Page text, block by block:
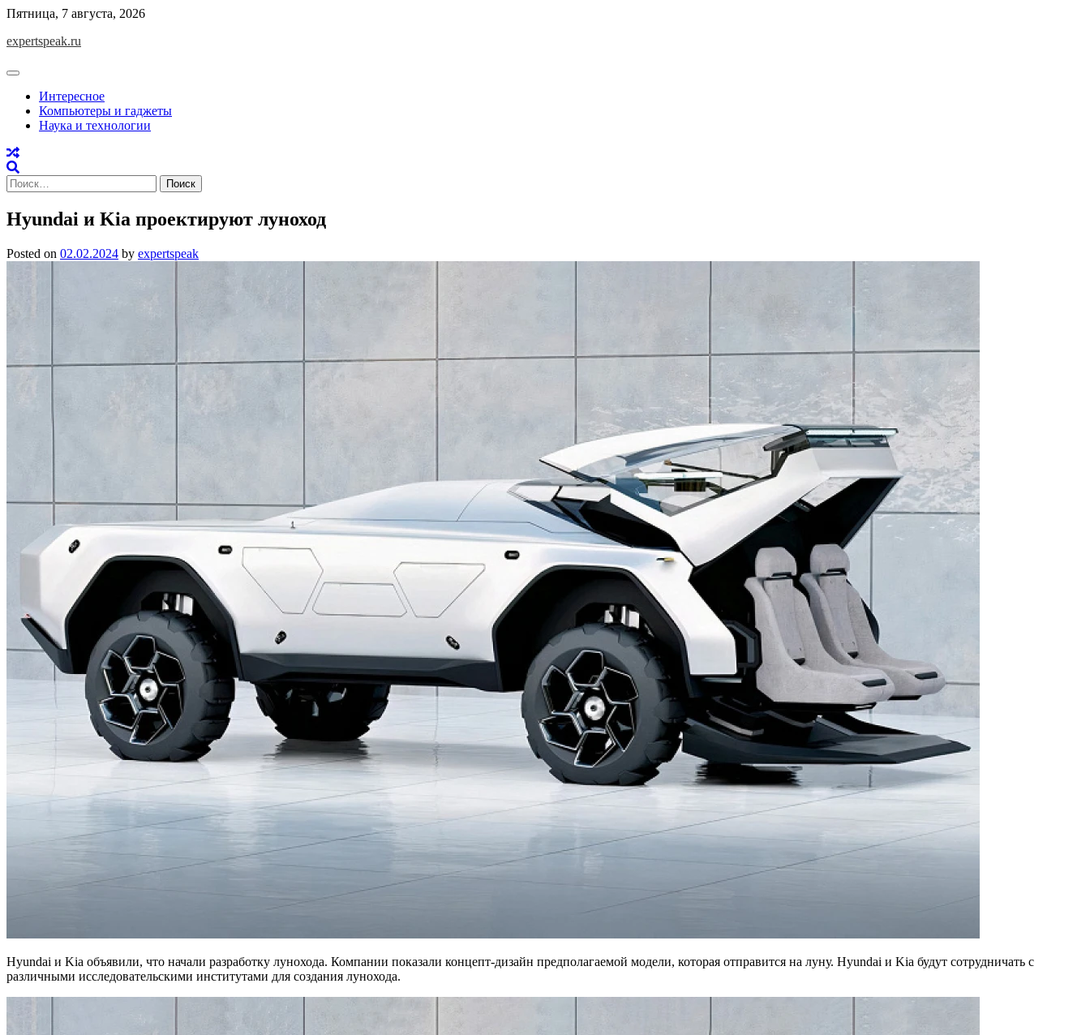
Skip
content
Пятница, 7 августа, 2026
expertspeak.ru
Интересное
Компьютеры и гаджеты
Наука и технологии
Найти:
Hyundai и Kia проектируют луноход
Posted on 02.02.2024 by expertspeak
Hyundai и Kia объявили, что начали разработку лунохода. Компании показали концепт-дизайн предполагаемой модели, которая отправится на луну. Hyundai и Kia будут сотрудничать с
различными исследовательскими институтами для создания лунохода.